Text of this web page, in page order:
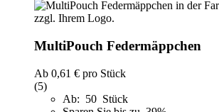
MultiPouch Federmäppchen
Ab 0,61 € pro Stück
(5)
Ab: 50 Stück